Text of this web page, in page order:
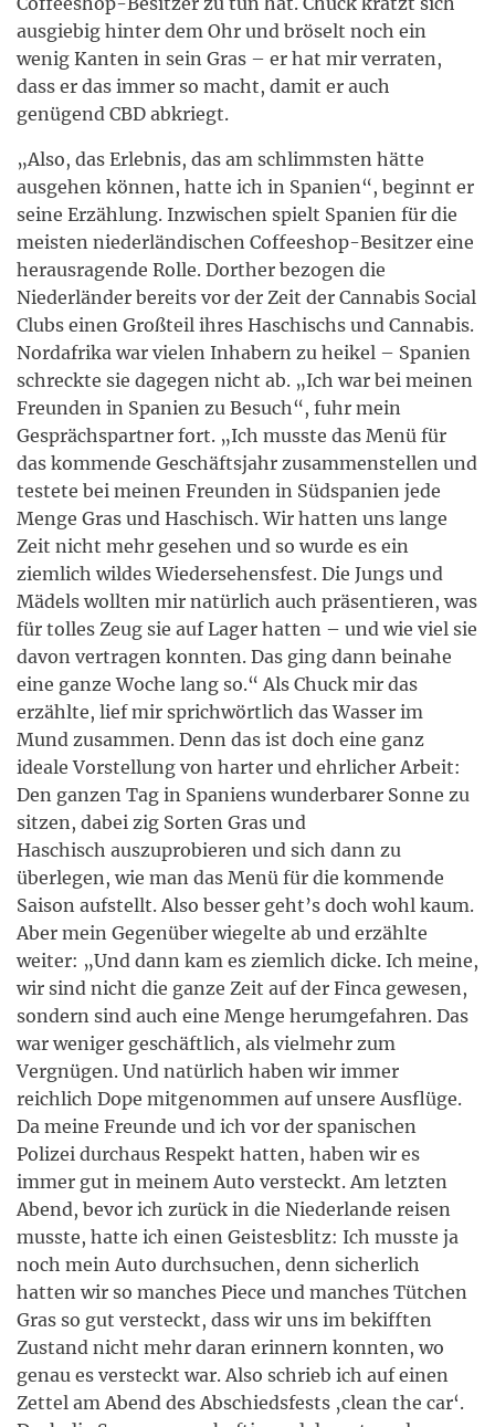
ausgiebig hinter dem Ohr und bröselt noch ein
wenig Kanten in sein Gras – er hat mir verraten,
dass er das immer so macht, damit er auch
genügend CBD abkriegt.
„Also, das Erlebnis, das am schlimmsten hätte
ausgehen können, hatte ich in Spanien“, beginnt er
seine Erzählung. Inzwischen spielt Spanien für die
meisten niederländischen Coffeeshop-Besitzer eine
herausragende Rolle. Dorther bezogen die
Niederländer bereits vor der Zeit der Cannabis Social
Clubs einen Großteil ihres Haschischs und Cannabis.
Nordafrika war vielen Inhabern zu heikel – Spanien
schreckte sie dagegen nicht ab. „Ich war bei meinen
Freunden in Spanien zu Besuch“, fuhr mein
Gesprächspartner fort. „Ich musste das Menü für
das kommende Geschäftsjahr zusammenstellen und
testete bei meinen Freunden in Südspanien jede
Menge Gras und Haschisch. Wir hatten uns lange
Zeit nicht mehr gesehen und so wurde es ein
ziemlich wildes Wiedersehensfest. Die Jungs und
Mädels wollten mir natürlich auch präsentieren, was
für tolles Zeug sie auf Lager hatten – und wie viel sie
davon vertragen konnten. Das ging dann beinahe
eine ganze Woche lang so.“ Als Chuck mir das
erzählte, lief mir sprichwörtlich das Wasser im
Mund zusammen. Denn das ist doch eine ganz
ideale Vorstellung von harter und ehrlicher Arbeit:
Den ganzen Tag in Spaniens wunderbarer Sonne zu
sitzen, dabei zig Sorten Gras und
Haschisch auszuprobieren und sich dann zu
überlegen, wie man das Menü für die kommende
Saison aufstellt. Also besser geht’s doch wohl kaum.
Aber mein Gegenüber wiegelte ab und erzählte
weiter: „Und dann kam es ziemlich dicke. Ich meine,
wir sind nicht die ganze Zeit auf der Finca gewesen,
sondern sind auch eine Menge herumgefahren. Das
war weniger geschäftlich, als vielmehr zum
Vergnügen. Und natürlich haben wir immer
reichlich Dope mitgenommen auf unsere Ausflüge.
Da meine Freunde und ich vor der spanischen
Polizei durchaus Respekt hatten, haben wir es
immer gut in meinem Auto versteckt. Am letzten
Abend, bevor ich zurück in die Niederlande reisen
musste, hatte ich einen Geistesblitz: Ich musste ja
noch mein Auto durchsuchen, denn sicherlich
hatten wir so manches Piece und manches Tütchen
Gras so gut versteckt, dass wir uns im bekifften
Zustand nicht mehr daran erinnern konnten, wo
genau es versteckt war. Also schrieb ich auf einen
Zettel am Abend des Abschiedsfests ‚clean the car‘.